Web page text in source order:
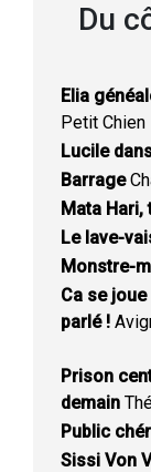
Du
Elia
Petit Chien
Lucile
Barrage
Mata
Le lave-
Monstre-
Ca se
parlé !
Prison
demain
Public
Sissi Von